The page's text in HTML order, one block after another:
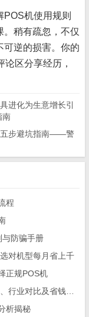
机使用规则
。稍有疏忽，不仅
可逆的损害。你的
区分享经历，
进化为生意增长引
南
五步避坑指南——警
程
与防骗手册
对机型每月省上千
正规POS机
合利宝POS机费率多少？2026最新收费标准、行业对比及省钱攻略
析揭秘